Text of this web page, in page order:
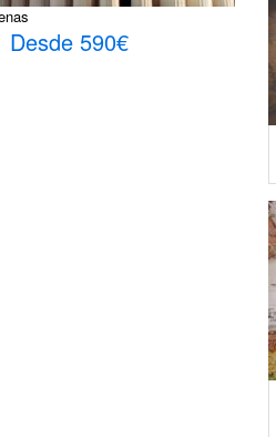
Desde 590€